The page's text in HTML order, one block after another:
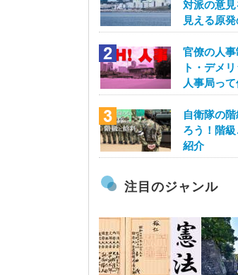
対派の意
見える原
官僚の人
ト・デメ
人事局って
自衛隊の
ろう！階
紹介
注目のジャンル